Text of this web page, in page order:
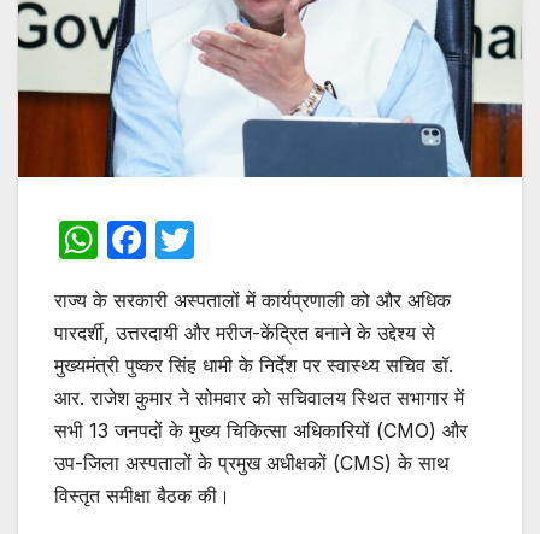
W
at
s
A
p
p
F
c
e
b
o
o
k
itt
er
राज्य के सरकारी अस्पतालों में कार्यप्रणाली को और अधिक
पारदर्शी, उत्तरदायी और मरीज-केंद्रित बनाने के उद्देश्य से
मुख्यमंत्री पुष्कर सिंह धामी के निर्देश पर स्वास्थ्य सचिव डॉ.
आर. राजेश कुमार ने सोमवार को सचिवालय स्थित सभागार में
सभी 13 जनपदों के मुख्य चिकित्सा अधिकारियों (CMO) और
उप-जिला अस्पतालों के प्रमुख अधीक्षकों (CMS) के साथ
विस्तृत समीक्षा बैठक की।